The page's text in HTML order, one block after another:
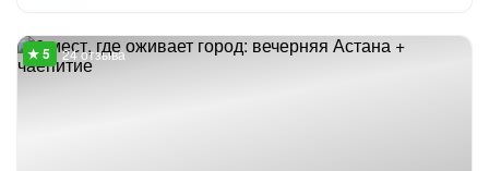
24 отзыва